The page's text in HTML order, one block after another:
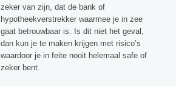
zeker van zijn, dat de bank of
hypotheekverstrekker waarmee je in zee
gaat betrouwbaar is. Is dit niet het geval,
dan kun je te maken krijgen met risico’s
waardoor je in feite nooit helemaal safe of
zeker bent.